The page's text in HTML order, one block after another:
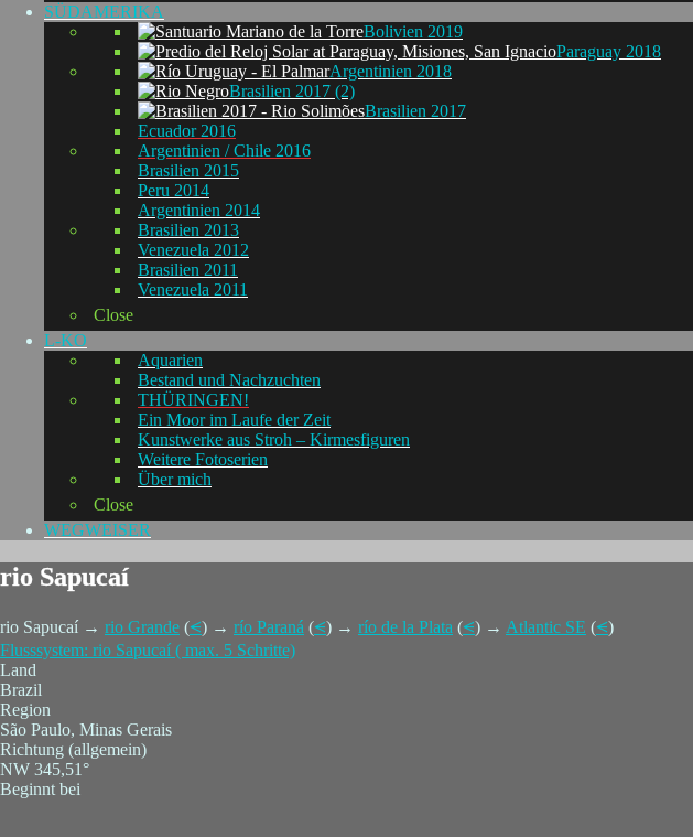
SÜDAMERIKA
Bolivien 2019
Paraguay 2018
Argentinien 2018
Brasilien 2017 (2)
Brasilien 2017
Ecuador 2016
Argentinien / Chile 2016
Brasilien 2015
Peru 2014
Argentinien 2014
Brasilien 2013
Venezuela 2012
Brasilien 2011
Venezuela 2011
Close
L-KO
Aquarien
Bestand und Nachzuchten
THÜRINGEN!
Ein Moor im Laufe der Zeit
Kunstwerke aus Stroh – Kirmesfiguren
Weitere Fotoserien
Über mich
Close
WEGWEISER
rio Sapucaí
rio Sapucaí → rio Grande (⪪) → río Paraná (⪪) → río de la Plata (⪪) → Atlantic SE (⪪)
Flusssystem: rio Sapucaí ( max. 5 Schritte)
Land
Brazil
Region
São Paulo, Minas Gerais
Richtung (allgemein)
NW 345,51°
Beginnt bei